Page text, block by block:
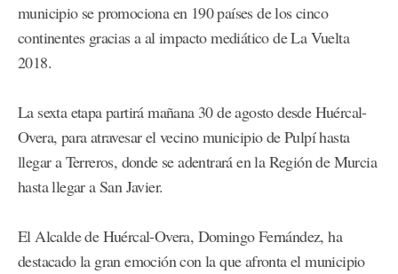
municipio se promociona en 190 países de los cinco
continentes gracias a al impacto mediático de La Vuelta
2018.
La sexta etapa partirá mañana 30 de agosto desde Huércal-
Overa, para atravesar el vecino municipio de Pulpí hasta
llegar a Terreros, donde se adentrará en la Región de Murcia
hasta llegar a San Javier.
El Alcalde de Huércal-Overa, Domingo Fernández, ha
destacado la gran emoción con la que afronta el municipio